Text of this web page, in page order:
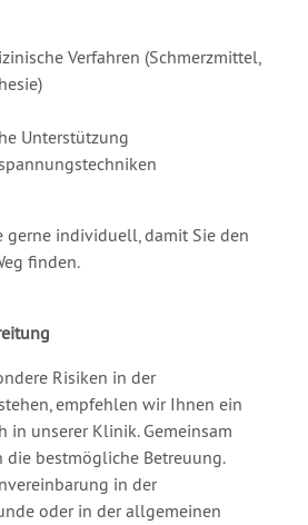
Verfahren (Schmerzmittel,
Unterstützung
gerne individuell, damit Sie den
finden.
Risiken in der
empfehlen wir Ihnen ein
in unserer Klinik. Gemeinsam
bestmögliche Betreuung.
in der
oder in der allgemeinen